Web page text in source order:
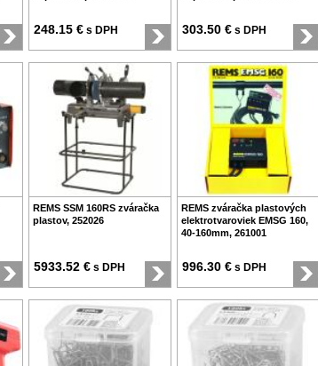
248.15 € s DPH 303.50 € s DPH
REMS SSM 160RS zváračka
plastov, 252026
5933.52 € s DPH
REMS zváračka plastových
elektrotvaroviek EMSG 160,
40-160mm, 261001
996.30 € s DPH